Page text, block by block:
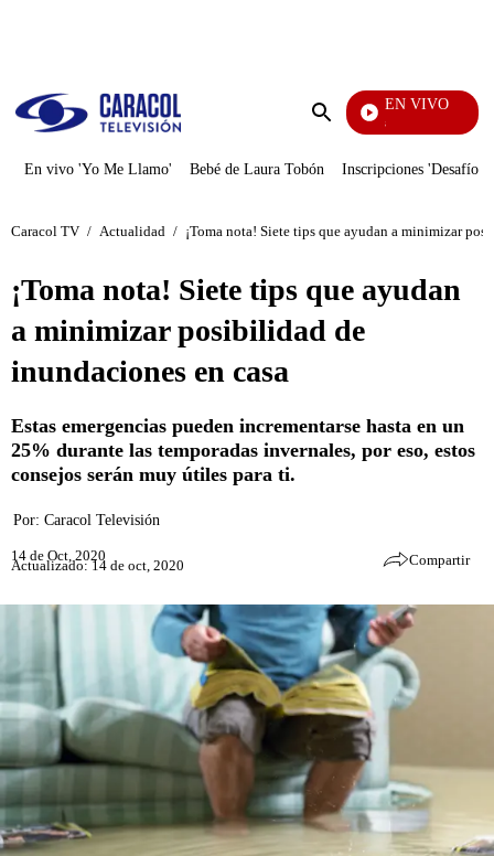
Enviar
EN VIVO
También Caerás
En vivo 'Yo Me Llamo' Bebé de Laura Tobón Inscripciones 'Desafío'
Caracol TV / Actualidad / ¡Toma nota! Siete tips que ayudan a minimizar
¡Toma nota! Siete tips que ayudan
a minimizar posibilidad de
inundaciones en casa
Estas emergencias pueden incrementarse hasta en un
25% durante las temporadas invernales, por eso, estos
consejos serán muy útiles para ti.
Por: Caracol Televisión
14 de Oct, 2020
Actualizado: 14 de oct, 2020 Compartir